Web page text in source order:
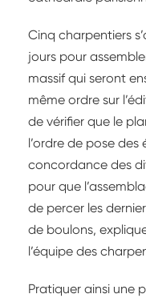
Cinq charpentiers
jours pour
massif qui seront
même ordre sur
de vérifier que le
l’ordre de pose
concordance des
pour que
de percer les
de boulons,
l’équipe des
Pratiquer ainsi une